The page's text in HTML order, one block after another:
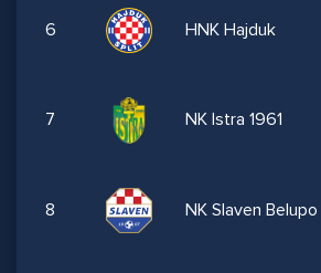
6 HNK Hajduk
7 NK Istra 1961
8 NK Slaven Belupo